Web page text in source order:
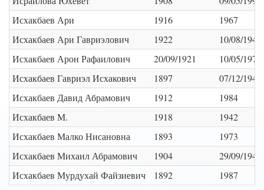
Исхакбаев Ари
1916
1967
Исхакбаев Ари Гавриэлович
1922
10/08/1942
Исхакбаев Арон Рафаилович
20/09/1921
10/05/1978
Исхакбаев Гавриэл Исхакович
1897
07/12/1942
Исхакбаев Давид Абрамович
1912
1984
Исхакбаев М.
1918
1942
Исхакбаев Малко Нисановна
1893
1973
Исхакбаев Михаил Абрамович
1904
29/09/1945
Исхакбаев Мурдухай Файзиевич
1892 1987